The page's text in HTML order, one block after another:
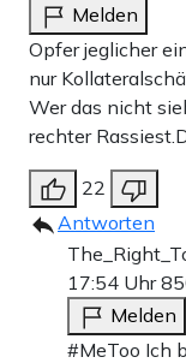
Melden
Opfer jeglicher
nur
Wer das nicht
rechter
22
Antworten
17:54 Uhr
Melden
#MeToo Ich